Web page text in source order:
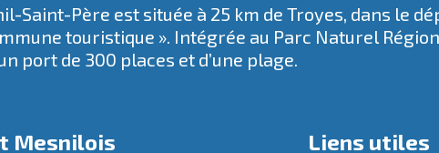
Saint-Père est située à 25 km de Troyes, dans le
touristique ». Intégrée au Parc Naturel
port de 300 places et d’une plage.
Mesnilois Liens utiles